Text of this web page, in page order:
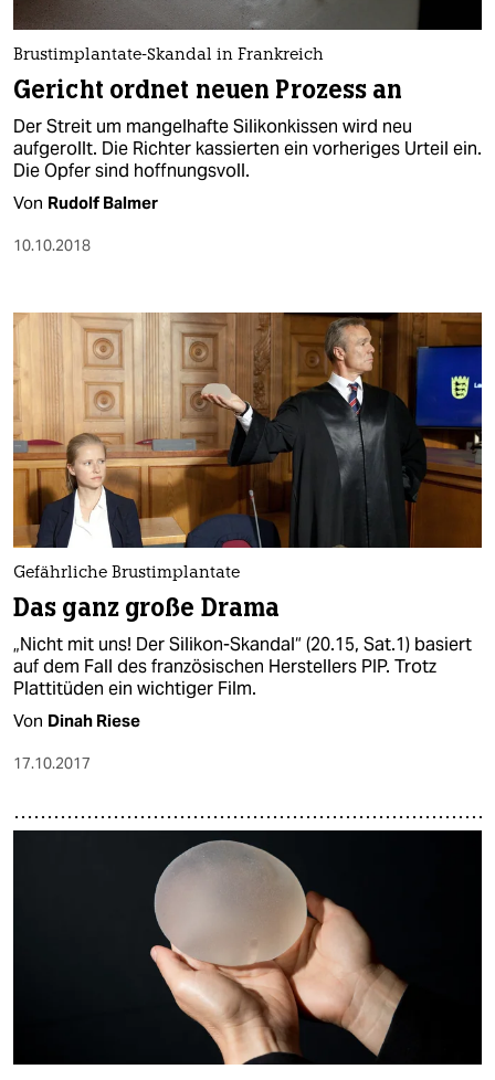
nord
wahrheit
verlag
verlag
veranstaltungen
fragen & hilfe
unterstützen
abo
genossenschaft
epaper login
Brustimplantate-Skandal in Frankreich
Gericht ordnet neuen Prozess an
Der Streit um mangelhafte Silikonkissen wird neu
aufgerollt. Die Richter kassierten ein vorheriges Urteil ein.
Die Opfer sind hoffnungsvoll.
Von Rudolf Balmer
10.10.2018
Gefährliche Brustimplantate
Das ganz große Drama
„Nicht mit uns! Der Silikon-Skandal“ (20.15, Sat.1) basiert
auf dem Fall des französischen Herstellers PIP. Trotz
Plattitüden ein wichtiger Film.
Von Dinah Riese
17.10.2017